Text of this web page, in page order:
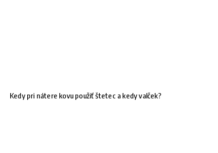
Kedy pri nátere kovu použiť štetec a kedy valček?